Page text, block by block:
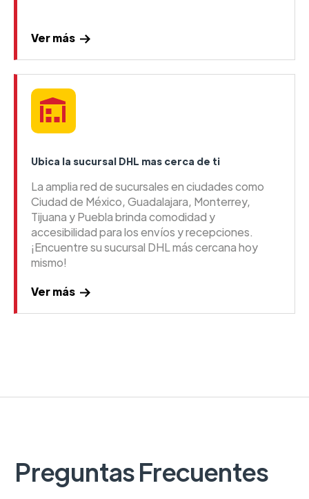
Ver más
Ubica la sucursal DHL mas cerca de ti
La amplia red de sucursales en ciudades como
Ciudad de México, Guadalajara, Monterrey,
Tijuana y Puebla brinda comodidad y
accesibilidad para los envíos y recepciones.
¡Encuentre su sucursal DHL más cercana hoy
mismo!
Ver más
Preguntas Frecuentes